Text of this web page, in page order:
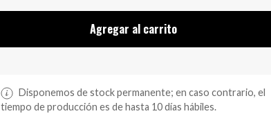
Agregar al carrito
Disponemos de stock permanente; en caso contrario, el
tiempo de producción es de hasta 10 días hábiles.